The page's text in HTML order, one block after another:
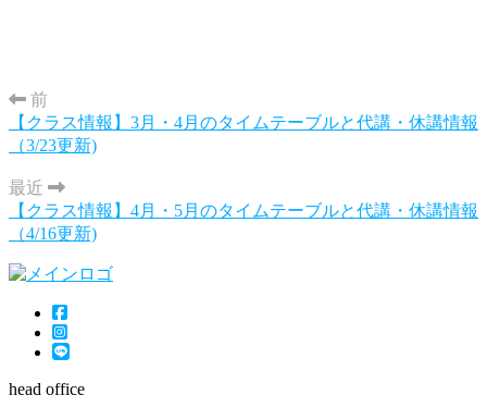
前
【クラス情報】3月・4月のタイムテーブルと代講・休講情報
（3/23更新)
最近
【クラス情報】4月・5月のタイムテーブルと代講・休講情報
（4/16更新)
head office